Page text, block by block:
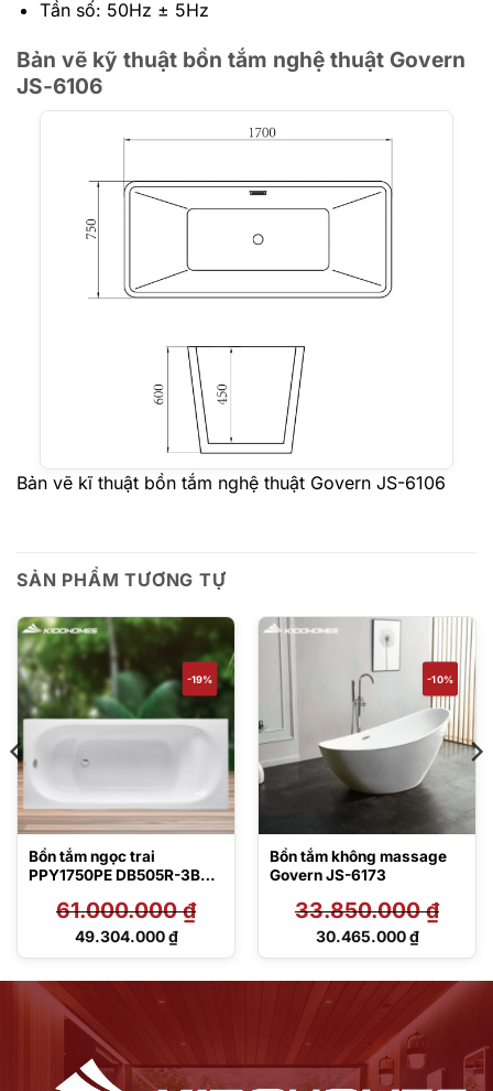
Tần số: 50Hz ± 5Hz
Bản vẽ kỹ thuật bồn tắm nghệ thuật Govern
JS-6106
Bản vẽ kĩ thuật bồn tắm nghệ thuật Govern JS-6106
SẢN PHẨM TƯƠNG TỰ
-19%
Bồn tắm ngọc trai
PPY1750PE DB505R-3B
61.000.000₫
Giá
49.304.000₫
Giá
-10%
Bồn tắm không massage
Govern JS-6173
33.850.000₫
Giá
33.850.000 ₫.
30.465.000₫
Giá
30.465.000 ₫.